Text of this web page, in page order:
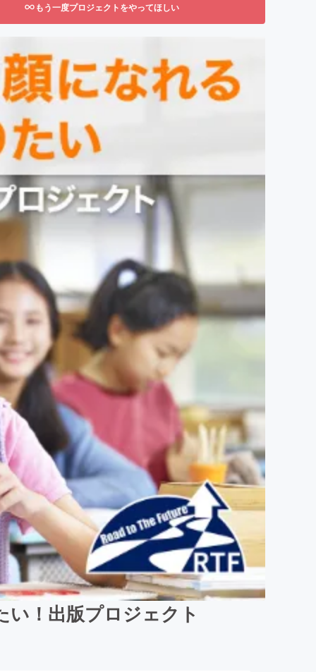
もう一度プロジェクトをやってほしい
！出版プロジェクト